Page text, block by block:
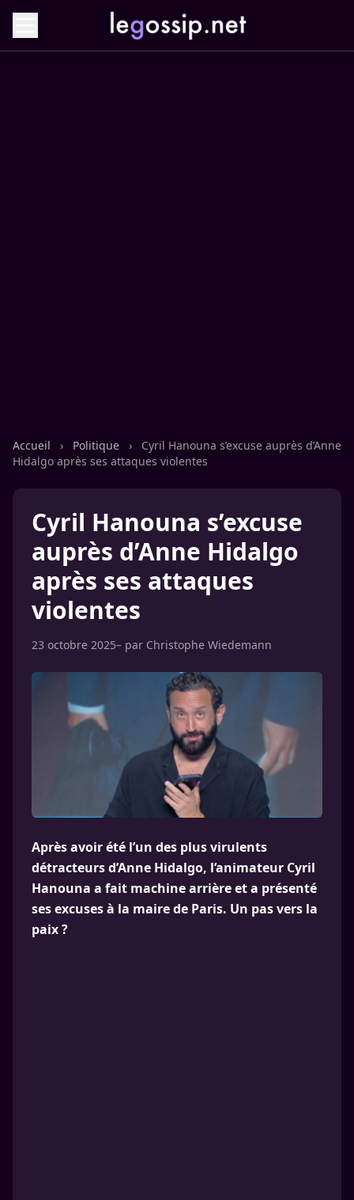
Accueil › Politique ›
Cyril Hanouna s’excuse auprès d’Anne
Hidalgo après ses attaques violentes
Cyril Hanouna s’excuse
auprès d’Anne Hidalgo
après ses attaques
violentes
23 octobre 2025– par Christophe Wiedemann
Après avoir été l’un des plus virulents
détracteurs d’Anne Hidalgo, l’animateur Cyril
Hanouna a fait machine arrière et a présenté
ses excuses à la maire de Paris. Un pas vers la
paix ?